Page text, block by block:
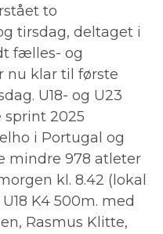
to
tirsdag, deltaget i
fælles- og
nu klar til første
U18- og U23
sprint 2025
i Portugal og
mindre 978 atleter
kl. 8.42 (lokal
K4 500m. med
Rasmus Klitte,